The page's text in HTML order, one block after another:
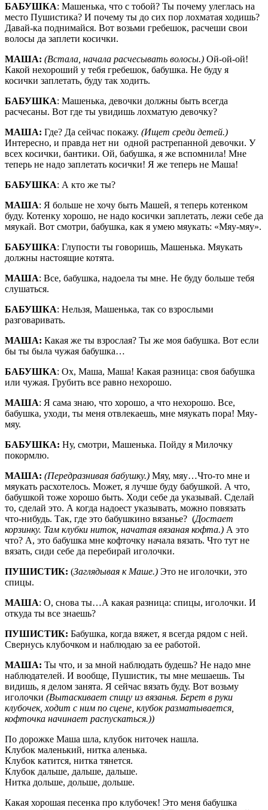
БАБУШКА: Машенька, что с тобой? Ты почему улеглась на
место Пушистика? И почему ты до сих пор лохматая ходишь?
Давай-ка поднимайся. Вот возьми гребешок, расчеши свои
волосы да заплети косички.
МАША: (Встала, начала расчесывать волосы.) Ой-ой-ой!
Какой нехороший у тебя гребешок, бабушка. Не буду я
косички заплетать, буду так ходить.
БАБУШКА: Машенька, девочки должны быть всегда
расчесаны. Вот где ты увидишь лохматую девочку?
МАША: Где? Да сейчас покажу. (Ищет среди детей.)
Интересно, и правда нет ни одной растрепанной девочки. У
всех косички, бантики. Ой, бабушка, я же вспомнила! Мне
теперь не надо заплетать косички! Я же теперь не Маша!
БАБУШКА: А кто же ты?
МАША: Я больше не хочу быть Машей, я теперь котенком
буду. Котенку хорошо, не надо косички заплетать, лежи себе да
мяукай. Вот смотри, бабушка, как я умею мяукать: «Мяу-мяу».
БАБУШКА: Глупости ты говоришь, Машенька. Мяукать
должны настоящие котята.
МАША: Все, бабушка, надоела ты мне. Не буду больше тебя
слушаться.
БАБУШКА: Нельзя, Машенька, так со взрослыми
разговаривать.
МАША: Какая же ты взрослая? Ты же моя бабушка. Вот если
бы ты была чужая бабушка…
БАБУШКА: Ох, Маша, Маша! Какая разница: своя бабушка
или чужая. Грубить все равно нехорошо.
МАША: Я сама знаю, что хорошо, а что нехорошо. Все,
бабушка, уходи, ты меня отвлекаешь, мне мяукать пора! Мяу-
мяу.
БАБУШКА: Ну, смотри, Машенька. Пойду я Милочку
покормлю.
МАША: (Передразнивая бабушку.) Мяу, мяу…Что-то мне и
мяукать расхотелось. Может, я лучше буду бабушкой. А что,
бабушкой тоже хорошо быть. Ходи себе да указывай. Сделай
то, сделай это. А когда надоест указывать, можно повязать
что-нибудь. Так, где это бабушкино вязанье? (Достает
корзинку. Там клубки ниток, начатая вязаная кофта.) А это
что? А, это бабушка мне кофточку начала вязать. Что тут не
вязать, сиди себе да перебирай иголочки.
ПУШИСТИК: (Заглядывая к Маше.) Это не иголочки, это
спицы.
МАША: О, снова ты…А какая разница: спицы, иголочки. И
откуда ты все знаешь?
ПУШИСТИК: Бабушка, когда вяжет, я всегда рядом с ней.
Свернусь клубочком и наблюдаю за ее работой.
МАША: Ты что, и за мной наблюдать будешь? Не надо мне
наблюдателей. И вообще, Пушистик, ты мне мешаешь. Ты
видишь, я делом занята. Я сейчас вязать буду. Вот возьму
иголочки (Вытаскивает спицу из вязанья. Берет в руки
клубочек, ходит с ним по сцене, клубок разматывается,
кофточка начинает распускаться.))
По дорожке Маша шла, клубок ниточек нашла.
Клубок маленький, нитка аленька.
Клубок катится, нитка тянется.
Клубок дальше, дальше, дальше.
Нитка дольше, дольше, дольше.
Какая хорошая песенка про клубочек! Это меня бабушка